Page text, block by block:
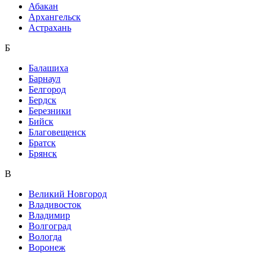
Абакан
Архангельск
Астрахань
Б
Балашиха
Барнаул
Белгород
Бердск
Березники
Бийск
Благовещенск
Братск
Брянск
В
Великий Новгород
Владивосток
Владимир
Волгоград
Вологда
Воронеж